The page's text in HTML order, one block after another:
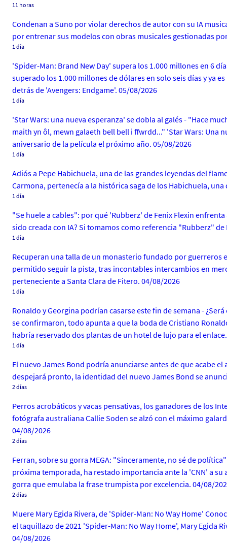
11 horas
Condenan a Suno por violar derechos de autor con su IA
por entrenar sus modelos con obras musicales gestionadas
1 día
'Spider-Man: Brand New Day' supera los 1.000 millones en 6
superado los 1.000 millones de dólares en solo seis días y ya
detrás de 'Avengers: Endgame'. 05/08/2026
1 día
'Star Wars: una nueva esperanza' se dobla al galés - "Hace
maith yn ôl, mewn galaeth bell bell i ffwrdd..." 'Star Wars: Una
aniversario de la película el próximo año. 05/08/2026
1 día
Adiós a Pepe Habichuela, una de las grandes leyendas del
Carmona, pertenecía a la histórica saga de los Habichuela,
1 día
"Se huele a cables": por qué 'Rubberz' de Fenix Flexin
sido creada con IA? Si tomamos como referencia "Rubberz"
1 día
Recuperan una talla de un monasterio fundado por guerreros
permitido seguir la pista, tras incontables intercambios en
perteneciente a Santa Clara de Fitero. 04/08/2026
1 día
Ronaldo y Georgina podrían casarse este fin de semana -
se confirmaron, todo apunta a que la boda de Cristiano
habría reservado dos plantas de un hotel de lujo para el
1 día
El nuevo James Bond podría anunciarse antes de que acabe
despejará pronto, la identidad del nuevo James Bond se
2 días
Perros acrobáticos y vacas pensativas, los ganadores de los
fotógrafa australiana Callie Soden se alzó con el máximo
04/08/2026
2 días
Ferran, sobre su gorra MEGA: "Sinceramente, no sé de
próxima temporada, ha restado importancia ante la 'CNN' a
gorra que emulaba la frase trumpista por excelencia. 04/08/
2 días
Muere Mary Egida Rivera, de 'Spider-Man: No Way Home'
el taquillazo de 2021 'Spider-Man: No Way Home', Mary
04/08/2026